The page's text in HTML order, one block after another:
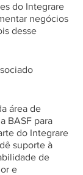
do Integrare
negócios
desse
área de
BASF para
do Integrare
suporte à
de
e